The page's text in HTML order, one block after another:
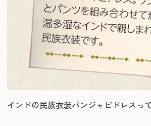
インドの民族衣装パンジャビドレスっ